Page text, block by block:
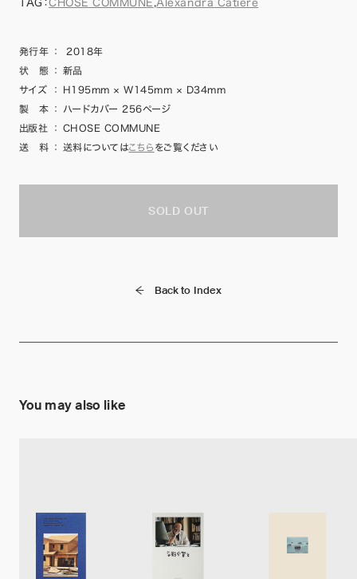
TAG：CHOSE COMMUNE ,Alexandra Catiere
発行年 ：
2018年
状 態
：
新品
サイズ
：
H195mm × W145mm × D34mm
製 本
：
ハードカバー 256ページ
出版社
：
CHOSE COMMUNE
送 料
： 送料についてはこちら をご覧ください
SOLD OUT
Back to Index
You may also like